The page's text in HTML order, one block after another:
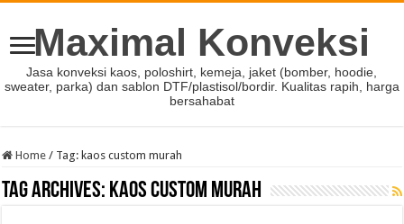
Maximal Konveksi
Jasa konveksi kaos, poloshirt, kemeja, jaket (bomber, hoodie,
sweater, parka) dan sablon DTF/plastisol/bordir. Kualitas rapih, harga
bersahabat
Home / Tag: kaos custom murah
Tag Archives: kaos custom murah